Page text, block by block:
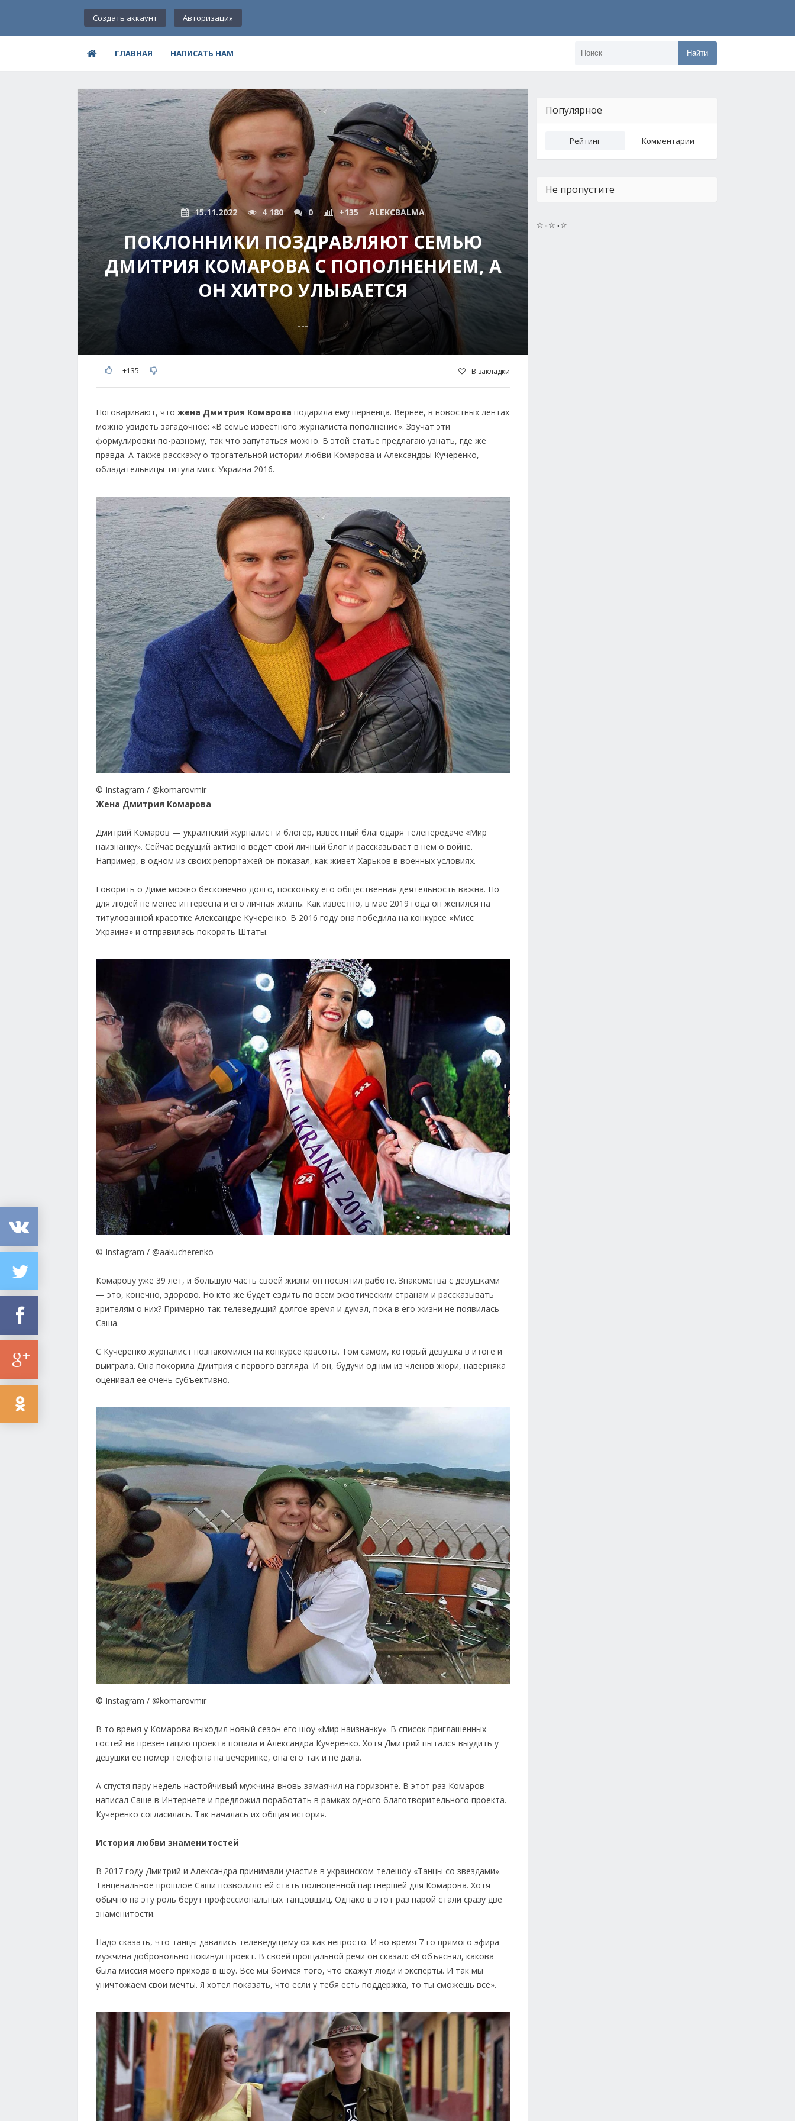
Создать аккаунт Авторизация
ГЛАВНАЯ НАПИСАТЬ НАМ Найти
15.11.2022 4 180 0 +135 ALEKCBALMA
ПОКЛОННИКИ ПОЗДРАВЛЯЮТ СЕМЬЮ
ДМИТРИЯ КОМАРОВА С ПОПОЛНЕНИЕМ, А
ОН ХИТРО УЛЫБАЕТСЯ
---
+135 В закладки
Поговаривают, что жена Дмитрия Комарова подарила ему первенца. Вернее, в новостных лентах
можно увидеть загадочное: «В семье известного журналиста пополнение». Звучат эти
формулировки по-разному, так что запутаться можно. В этой статье предлагаю узнать, где же
правда. А также расскажу о трогательной истории любви Комарова и Александры Кучеренко,
обладательницы титула мисс Украина 2016.
© Instagram / @komarovmir
Жена Дмитрия Комарова
Дмитрий Комаров — украинский журналист и блогер, известный благодаря телепередаче «Мир
наизнанку». Сейчас ведущий активно ведет свой личный блог и рассказывает в нём о войне.
Например, в одном из своих репортажей он показал, как живет Харьков в военных условиях.
Говорить о Диме можно бесконечно долго, поскольку его общественная деятельность важна. Но
для людей не менее интересна и его личная жизнь. Как известно, в мае 2019 года он женился на
титулованной красотке Александре Кучеренко. В 2016 году она победила на конкурсе «Мисс
Украина» и отправилась покорять Штаты.
© Instagram / @aakucherenko
Комарову уже 39 лет, и большую часть своей жизни он посвятил работе. Знакомства с девушками
— это, конечно, здорово. Но кто же будет ездить по всем экзотическим странам и рассказывать
зрителям о них? Примерно так телеведущий долгое время и думал, пока в его жизни не появилась
Саша.
С Кучеренко журналист познакомился на конкурсе красоты. Том самом, который девушка в итоге и
выиграла. Она покорила Дмитрия с первого взгляда. И он, будучи одним из членов жюри, наверняка
оценивал ее очень субъективно.
© Instagram / @komarovmir
В то время у Комарова выходил новый сезон его шоу «Мир наизнанку». В список приглашенных
гостей на презентацию проекта попала и Александра Кучеренко. Хотя Дмитрий пытался выудить у
девушки ее номер телефона на вечеринке, она его так и не дала.
А спустя пару недель настойчивый мужчина вновь замаячил на горизонте. В этот раз Комаров
написал Саше в Интернете и предложил поработать в рамках одного благотворительного проекта.
Кучеренко согласилась. Так началась их общая история.
История любви знаменитостей
В 2017 году Дмитрий и Александра принимали участие в украинском телешоу «Танцы со звездами».
Танцевальное прошлое Саши позволило ей стать полноценной партнершей для Комарова. Хотя
обычно на эту роль берут профессиональных танцовщиц. Однако в этот раз парой стали сразу две
знаменитости.
Надо сказать, что танцы давались телеведущему ох как непросто. И во время 7-го прямого эфира
мужчина добровольно покинул проект. В своей прощальной речи он сказал: «Я объяснял, какова
была миссия моего прихода в шоу. Все мы боимся того, что скажут люди и эксперты. И так мы
уничтожаем свои мечты. Я хотел показать, что если у тебя есть поддержка, то ты сможешь всё».
Популярное
Рейтинг Комментарии
Не пропустите
☆∘☆∘☆